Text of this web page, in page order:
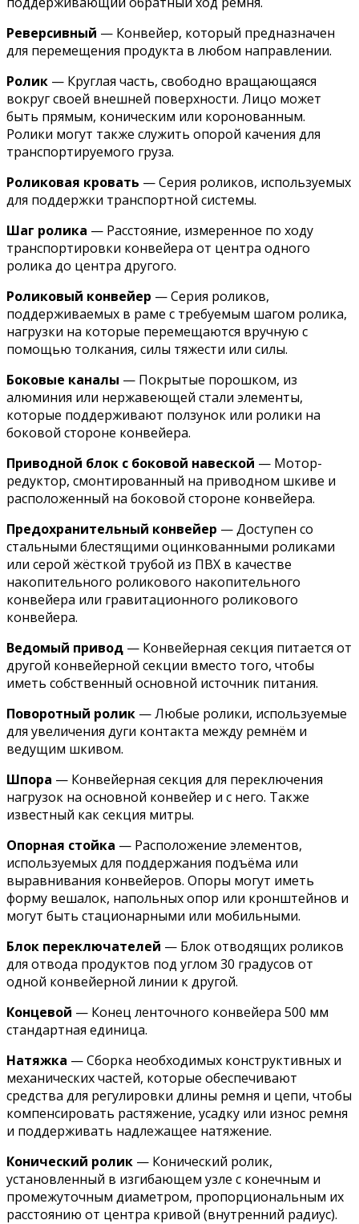
Реверсивный — Конвейер, который предназначен
для перемещения продукта в любом направлении.
Ролик — Круглая часть, свободно вращающаяся
вокруг своей внешней поверхности. Лицо может
быть прямым, коническим или коронованным.
Ролики могут также служить опорой качения для
транспортируемого груза.
Роликовая кровать — Серия роликов, используемых
для поддержки транспортной системы.
Шаг ролика — Расстояние, измеренное по ходу
транспортировки конвейера от центра одного
ролика до центра другого.
Роликовый конвейер — Серия роликов,
поддерживаемых в раме с требуемым шагом ролика,
нагрузки на которые перемещаются вручную с
помощью толкания, силы тяжести или силы.
Боковые каналы — Покрытые порошком, из
алюминия или нержавеющей стали элементы,
которые поддерживают ползунок или ролики на
боковой стороне конвейера.
Приводной блок с боковой навеской — Мотор-
редуктор, смонтированный на приводном шкиве и
расположенный на боковой стороне конвейера.
Предохранительный конвейер — Доступен со
стальными блестящими оцинкованными роликами
или серой жёсткой трубой из ПВХ в качестве
накопительного роликового накопительного
конвейера или гравитационного роликового
конвейера.
Ведомый привод — Конвейерная секция питается от
другой конвейерной секции вместо того, чтобы
иметь собственный основной источник питания.
Поворотный ролик — Любые ролики, используемые
для увеличения дуги контакта между ремнём и
ведущим шкивом.
Шпора — Конвейерная секция для переключения
нагрузок на основной конвейер и с него. Также
известный как секция митры.
Опорная стойка — Расположение элементов,
используемых для поддержания подъёма или
выравнивания конвейеров. Опоры могут иметь
форму вешалок, напольных опор или кронштейнов и
могут быть стационарными или мобильными.
Блок переключателей — Блок отводящих роликов
для отвода продуктов под углом 30 градусов от
одной конвейерной линии к другой.
Концевой — Конец ленточного конвейера 500 мм
стандартная единица.
Натяжка — Сборка необходимых конструктивных и
механических частей, которые обеспечивают
средства для регулировки длины ремня и цепи, чтобы
компенсировать растяжение, усадку или износ ремня
и поддерживать надлежащее натяжение.
Конический ролик — Конический ролик,
установленный в изгибающем узле с конечным и
промежуточным диаметром, пропорциональным их
расстоянию от центра кривой (внутренний радиус).